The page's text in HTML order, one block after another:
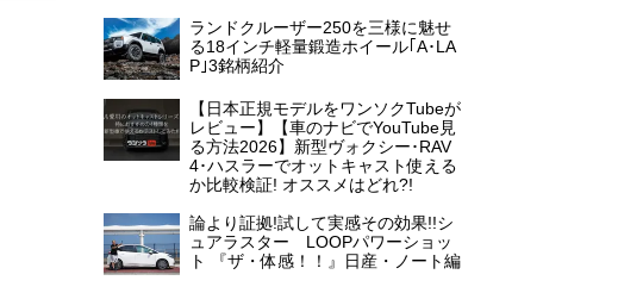
ランドクルーザー250を三様に魅せ
る18インチ軽量鍛造ホイール｢A･LA
P｣3銘柄紹介
【日本正規モデルをワンソクTubeが
レビュー】【車のナビでYouTube見
る方法2026】新型ヴォクシー･RAV
4･ハスラーでオットキャスト使える
か比較検証! オススメはどれ?!
論より証拠!試して実感その効果!!シ
ュアラスター LOOPパワーショッ
ト 『ザ・体感！！』日産・ノート編